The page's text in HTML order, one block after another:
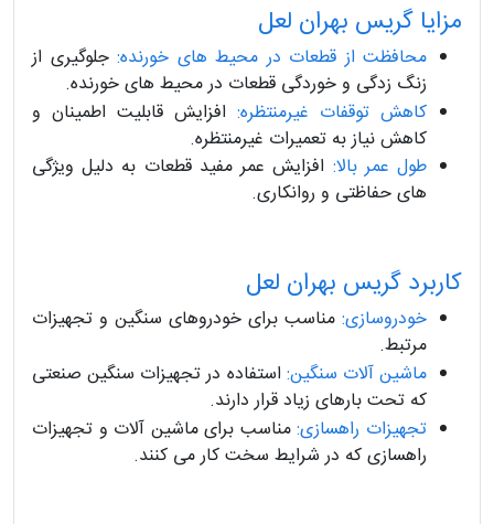
مزایا گریس بهران لعل
محافظت از قطعات در محیط های خورنده: جلوگیری از
زنگ زدگی و خوردگی قطعات در محیط های خورنده.
کاهش توقفات غیرمنتظره: افزایش قابلیت اطمینان و
کاهش نیاز به تعمیرات غیرمنتظره.
طول عمر بالا: افزایش عمر مفید قطعات به دلیل ویژگی
های حفاظتی و روانکاری.
کاربرد گریس بهران لعل
خودروسازی: مناسب برای خودروهای سنگین و تجهیزات
مرتبط.
ماشین آلات سنگین: استفاده در تجهیزات سنگین صنعتی
که تحت بارهای زیاد قرار دارند.
تجهیزات راهسازی:مناسب برای ماشین آلات و تجهیزات
راهسازی که در شرایط سخت کار می کنند.